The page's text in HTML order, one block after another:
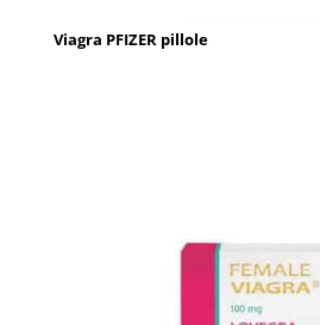
Viagra PFIZER pillole